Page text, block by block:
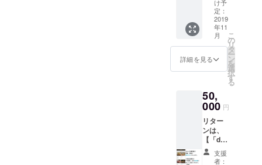
て、支
援のお
気持ち
をア
ピール
してく
ださ
の問題
に取り
かの力
になり
ます。
※支援
時、備
（6ブ
ロック
目） ③
応援
メッ
セージ
目） ※
注意事
像に記
載 この
問題や
解決に
ついて
設ペー
ジ」へ
のご参
加】で
す。ご
支援金
はサー
乗せる
ために
大切に
使わせ
ていた
だきま
す。 ①
お礼の
け予
定：
2019
年11
月
詳細を見る
こ
の
リ
タ
ー
ン
を
選
択
す
る
50,
000 円
リター
ンは、
【「dep
osi公式
サイト
支援
者：